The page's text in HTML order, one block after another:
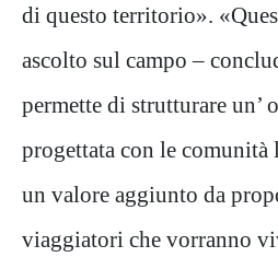
di questo territorio».
ascolto sul campo –
permette di strutturare un’
progettata con le comunità
un valore aggiunto da
viaggiatori che vorranno